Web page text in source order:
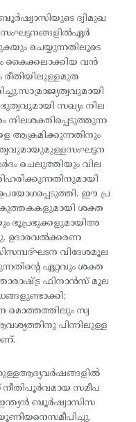
ദ്വിമുഖ
സംഘട്ടനങ്ങളിൽഏർ
ചെയ്യുന്നതിലൂടെ
കൈക്കലാക്കിയ വൻ
രീതിയിലുള്ളമുത
സഖ്യം നില
നിലശക്തിപ്പെടുത്തുന്ന
ആക്രമിക്കുന്നതിനും
ചെലുത്തിയും വില
ഈ പ്ര
ശക്ത
ഭൂപ്രഭുക്കളുമായിഅ
ഉദാരവൽക്കരണ
വിദേശമൂല
ഏറ്റവും ശക്ത
ഫിനാൻസ് മൂല
മൊത്തത്തിലും സ്വ
പിന്നിലുള്ള
നീതിപൂർവമായ സമീപ
ബൂർഷ്വാസിസ